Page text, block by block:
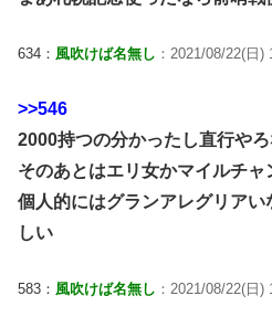
634： 風吹けば名無し ：2021/08/22(日
>>546
2000持つの分かったし直行や
そのあとはエリ女かマイルチャ
個人的にはグランアレグリア
しい
583： 風吹けば名無し ：2021/08/22(日